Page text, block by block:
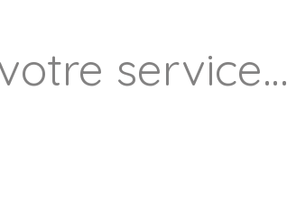
service…